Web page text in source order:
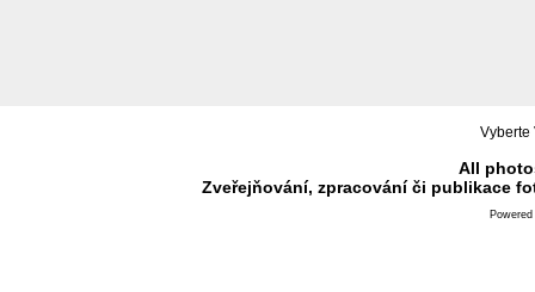
Vyberte
All
Zveřejňování, zpracování či publikace